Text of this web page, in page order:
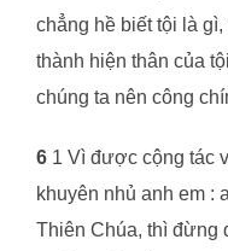
chẳng hề biết tội là
thành hiện thân của
chúng ta nên công
6 1 Vì được cộng tác
khuyên nhủ anh em :
Thiên Chúa, thì đừng